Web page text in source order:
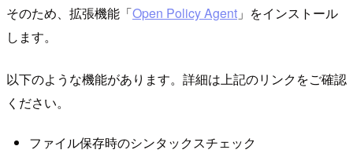
そのため、拡張機能「Open Policy Agent 」をインストール
します。
以下のような機能があります。詳細は上記のリンクをご確認
ください。
ファイル保存時のシンタックスチェック